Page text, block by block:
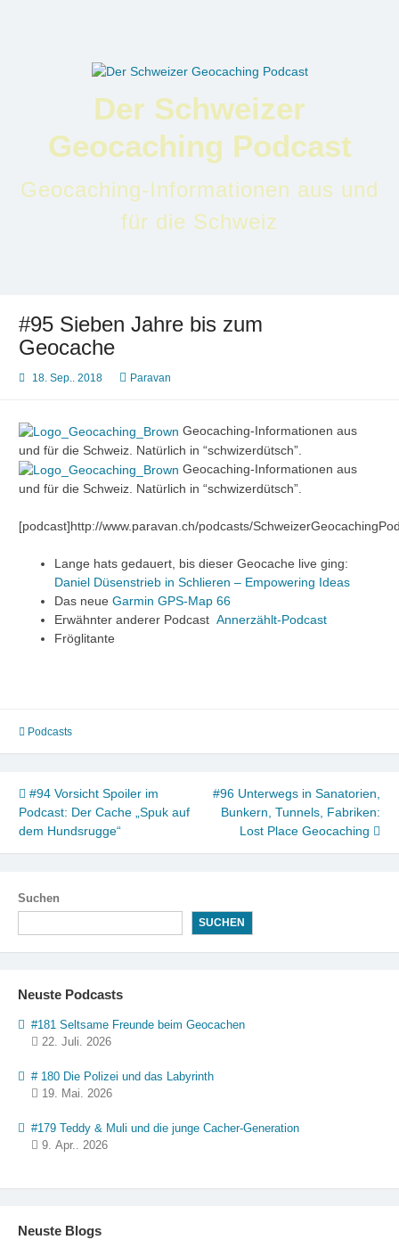
Der Schweizer
Geocaching Podcast
Geocaching-Informationen aus und
für die Schweiz
#95 Sieben Jahre bis zum
Geocache
18. Sep.. 2018 Paravan
Geocaching-Informationen aus
und für die Schweiz. Natürlich in “schwizerdütsch”.
Geocaching-Informationen aus
und für die Schweiz. Natürlich in “schwizerdütsch”.
[podcast]http://www.paravan.ch/podcasts/
Lange hats gedauert, bis dieser Geocache live ging:
Daniel Düsenstrieb in Schlieren – Empowering Ideas
Das neue Garmin GPS-Map 66
Erwähnter anderer Podcast Annerzählt-Podcast
Fröglitante
Podcasts
Beitragsnavigation
#94 Vorsicht Spoiler im
Podcast: Der Cache „Spuk auf
dem Hundsrugge“
#96 Unterwegs in Sanatorien,
Bunkern, Tunnels, Fabriken:
Lost Place Geocaching
Suchen
SUCHEN
Neuste Podcasts
#181 Seltsame Freunde beim Geocachen
22. Juli. 2026
# 180 Die Polizei und das Labyrinth
19. Mai. 2026
#179 Teddy & Muli und die junge Cacher-Generation
9. Apr.. 2026
Neuste Blogs